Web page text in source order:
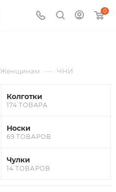
0
Женщинам — ЧНИ
Колготки
174 ТОВАРА
Носки
69 ТОВАРОВ
Чулки
14 ТОВАРОВ